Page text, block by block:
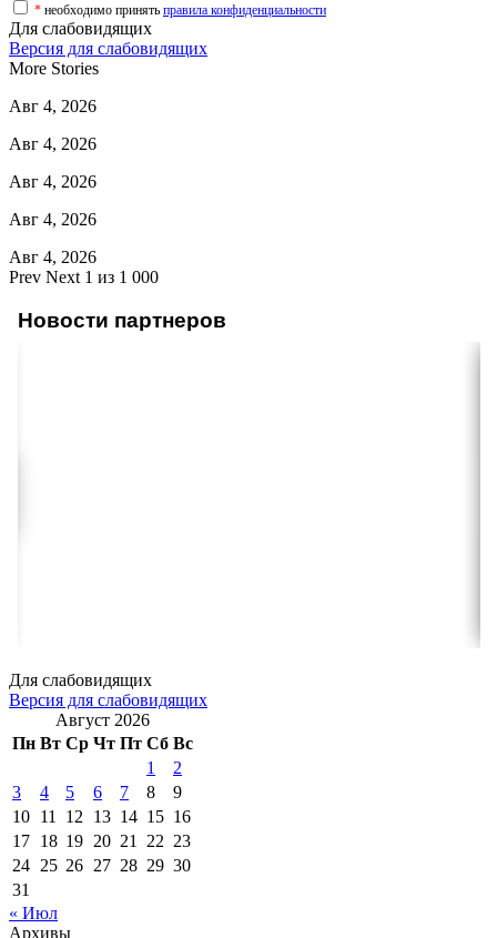
* необходимо принять правила конфиденциальности
Для слабовидящих
Версия для слабовидящих
More Stories
Авг 4, 2026
Авг 4, 2026
Авг 4, 2026
Авг 4, 2026
Авг 4, 2026
Prev Next 1 из 1 000
Новости партнеров
Для слабовидящих
Версия для слабовидящих
Август 2026
Пн Вт Ср Чт Пт Сб Вс
1
2
3
4 5 6 7 8
9
10 11 12 13 14 15 16
17 18 19 20 21 22 23
24 25 26 27 28 29 30
31
« Июл
Архивы